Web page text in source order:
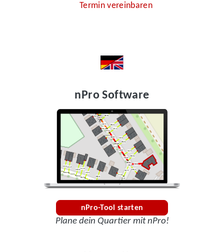
Termin vereinbaren
nPro Software
nPro-Tool starten
Plane dein Quartier mit nPro!